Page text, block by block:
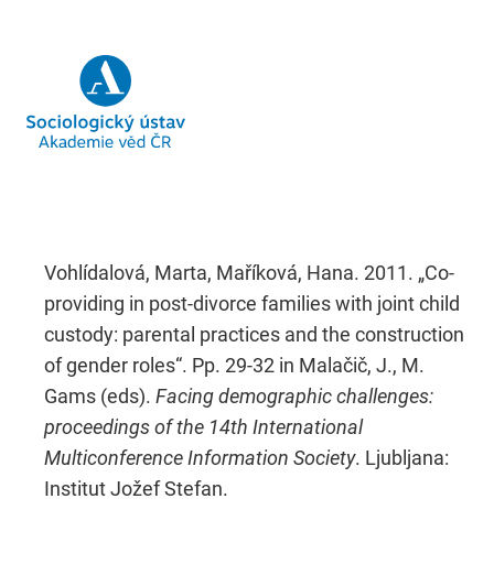
Vohlídalová, Marta, Maříková, Hana. 2011. „Co-
providing in post-divorce families with joint child
custody: parental practices and the construction
of gender roles“. Pp. 29-32 in Malačič, J., M.
Gams (eds). Facing demographic challenges:
proceedings of the 14th International
Multiconference Information Society. Ljubljana:
Institut Jožef Stefan.